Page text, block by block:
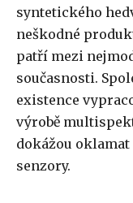
syntetického
neškodné
patří mezi
současnosti.
existence
výrobě
dokážou
senzory.